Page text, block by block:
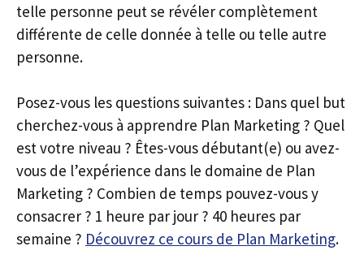
telle personne peut se révéler complètement
différente de celle donnée à telle ou telle autre
personne.
Posez-vous les questions suivantes : Dans quel but
cherchez-vous à apprendre Plan Marketing ? Quel
est votre niveau ? Êtes-vous débutant(e) ou avez-
vous de l’expérience dans le domaine de Plan
Marketing ? Combien de temps pouvez-vous y
consacrer ? 1 heure par jour ? 40 heures par
semaine ? Découvrez ce cours de Plan Marketing.